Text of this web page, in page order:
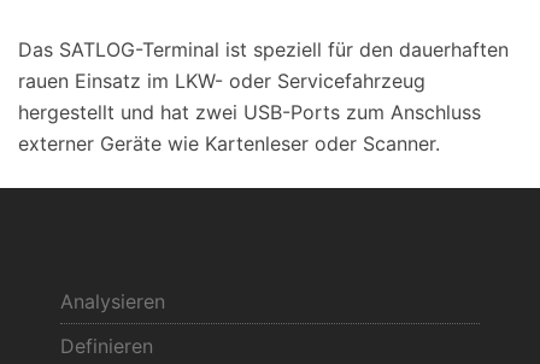
Das SATLOG-Terminal ist speziell für den dauerhaften
rauen Einsatz im LKW- oder Servicefahrzeug
hergestellt und hat zwei USB-Ports zum Anschluss
externer Geräte wie Kartenleser oder Scanner.
Analysieren
Definieren